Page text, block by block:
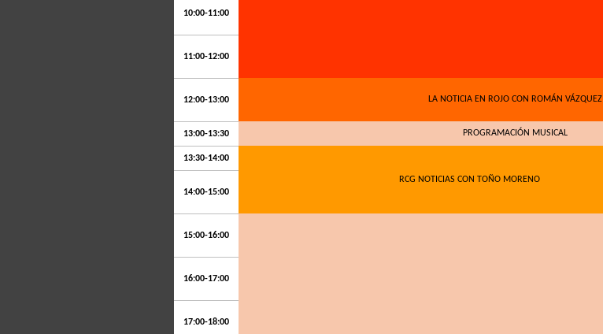
10:00-11:00
11:00-12:00
12:00-13:00 LA NOTICIA EN ROJO CON ROMÁN VÁZQUEZ
13:00-13:30 PROGRAMACIÓN MUSICAL
13:30-14:00
RCG NOTICIAS CON TOÑO MORENO
14:00-15:00
15:00-16:00
16:00-17:00
17:00-18:00